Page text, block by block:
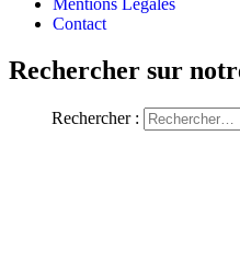
Mentions Légales
Contact
Rechercher sur
Rechercher :